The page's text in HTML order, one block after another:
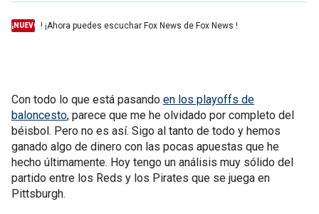
¡NUEVO ! ¡Ahora puedes escuchar Fox News de Fox News !
Con todo lo que está pasando en los playoffs de
baloncesto, parece que me he olvidado por completo del
béisbol. Pero no es así. Sigo al tanto de todo y hemos
ganado algo de dinero con las pocas apuestas que he
hecho últimamente. Hoy tengo un análisis muy sólido del
partido entre los Reds y los Pirates que se juega en
Pittsburgh.